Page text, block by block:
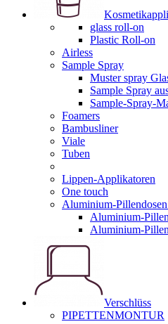
glass roll-on
Plastic Roll-on
Airless
Sample Spray
Muster spray
Sample Spray
Sample-Spray-
Foamers
Bambusliner
Viale
Tuben
Lippen-Applikatoren
One touch
Aluminium-
Aluminium-
Aluminium-
Verschlüss
PIPETTENMONTUR